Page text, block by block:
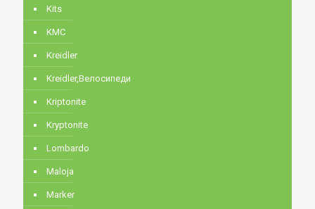
Kits
KMC
Kreidler
Kreidler,Велосипеди
Kriptonite
Kryptonite
Lombardo
Maloja
Marker